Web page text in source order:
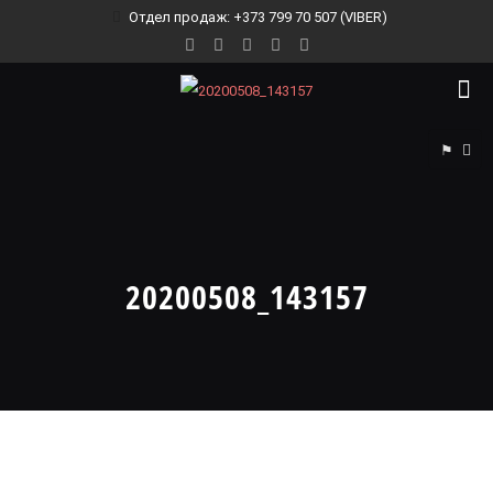
Отдел продаж: +373 799 70 507 (VIBER)
⚑
20200508_143157